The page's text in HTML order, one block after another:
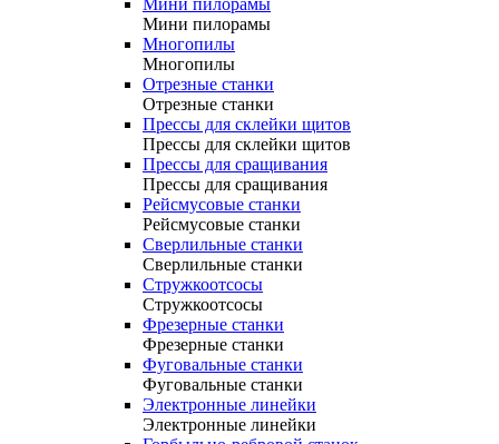
Мини пилорамы
Мини пилорамы
Многопилы
Многопилы
Отрезные станки
Отрезные станки
Прессы для склейки щитов
Прессы для склейки щитов
Прессы для сращивания
Прессы для сращивания
Рейсмусовые станки
Рейсмусовые станки
Сверлильные станки
Сверлильные станки
Стружкоотсосы
Стружкоотсосы
Фрезерные станки
Фрезерные станки
Фуговальные станки
Фуговальные станки
Электронные линейки
Электронные линейки